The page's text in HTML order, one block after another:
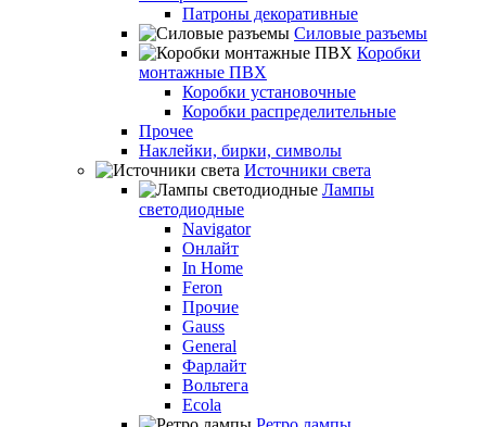
Патроны декоративные
Силовые разъемы
Коробки
монтажные ПВХ
Коробки установочные
Коробки распределительные
Прочее
Наклейки, бирки, символы
Источники света
Лампы
светодиодные
Navigator
Онлайт
In Home
Feron
Прочие
Gauss
General
Фарлайт
Вольтега
Ecola